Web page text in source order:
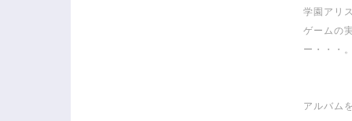
学園アリ
ゲームの
ー・・・
アルバム